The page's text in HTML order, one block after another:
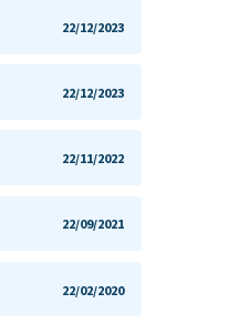
22/12/2023
22/12/2023
22/11/2022
22/09/2021
22/02/2020